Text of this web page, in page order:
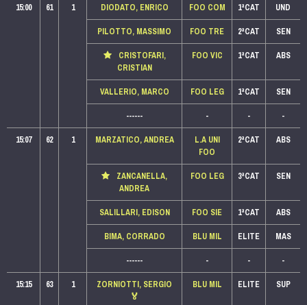
15:00 61 1 DIODATO, ENRICO FOO COM 1ªCAT
UND
PILOTTO, MASSIMO
FOO TRE 2ªCAT
SEN
CRISTOFARI,
CRISTIAN
FOO VIC 1ªCAT ABS
VALLERIO, MARCO FOO LEG 1ªCAT
SEN
------
- -
-
15:07
62 1 MARZATICO, ANDREA
L.A UNI
FOO
2ªCAT ABS
ZANCANELLA,
ANDREA
FOO LEG 3ªCAT SEN
SALILLARI, EDISON FOO SIE 1ªCAT
ABS
BIMA, CORRADO
BLU MIL ELITE
MAS
------
- -
-
15:15
63 1
ZORNIOTTI, SERGIO
🏅
BLU MIL ELITE SUP